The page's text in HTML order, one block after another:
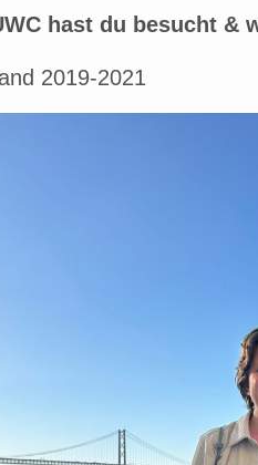
hast du besucht &
2019-2021